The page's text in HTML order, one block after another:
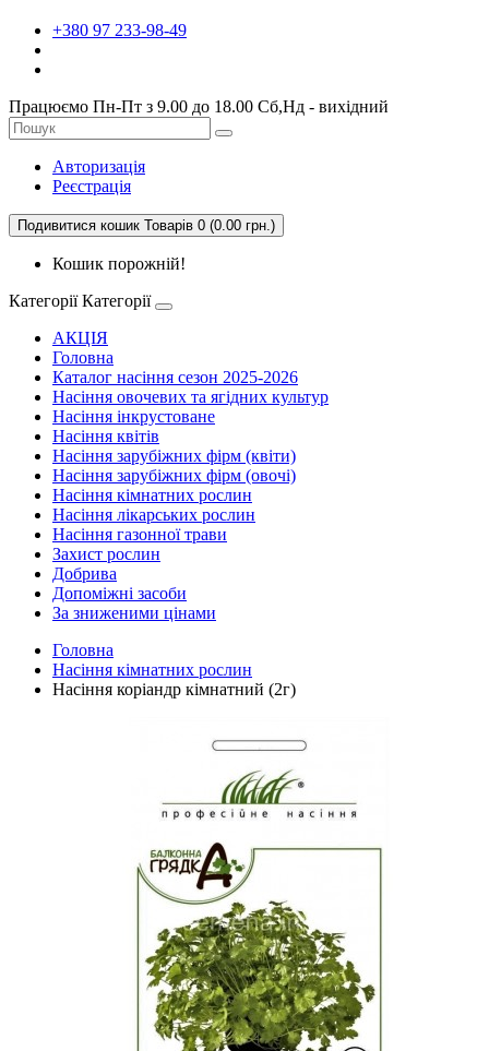
+380 97 233-98-49
Працюємо Пн-Пт з 9.00 до 18.00 Сб,Нд - вихідний
Авторизація
Реєстрація
Подивитися кошик Товарів 0 (0.00 грн.)
Кошик порожній!
Категорії Категорії
АКЦІЯ
Головна
Каталог насіння сезон 2025-2026
Насіння овочевих та ягідних культур
Насіння інкрустоване
Насіння квітів
Насіння зарубіжних фірм (квіти)
Насіння зарубіжних фірм (овочі)
Насіння кімнатних рослин
Насіння лікарських рослин
Насіння газонної трави
Захист рослин
Добрива
Допоміжні засоби
За зниженими цінами
Головна
Насіння кімнатних рослин
Насіння коріандр кімнатний (2г)